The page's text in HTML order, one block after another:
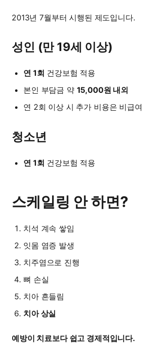
2013년 7월부터 시행된 제도입니다.
성인 (만 19세 이상)
연 1회 건강보험 적용
본인 부담금 약 15,000원 내외
연 2회 이상 시 추가 비용은 비급여
청소년
연 1회 건강보험 적용
스케일링 안 하면?
치석 계속 쌓임
잇몸 염증 발생
치주염으로 진행
뼈 손실
치아 흔들림
치아 상실
예방이 치료보다 쉽고 경제적입니다.